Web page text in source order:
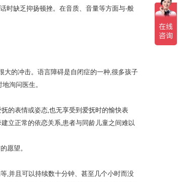
缺乏抑扬顿挫。在音质、音量等方面与-般
的冲击。语言障碍是自闭症的一种,很多孩子
洵问医生。
的表情或姿态,也无享受到爱抚时的愉快表
立正常的依恋关系,患者与同龄儿童之间难以
愿望。
,并且可以持续数十分钟、甚至几个小时而没